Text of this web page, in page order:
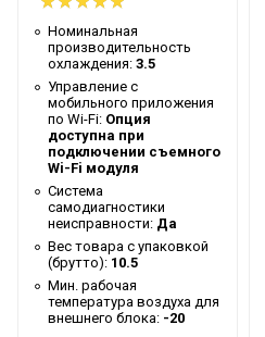
внешнего блока
Таймер на отключение
Высота упаковки товара
Цвет декоративной
панели
Таймер на включение
Гарантийный документ
Высота внутр. блока
Глубина упаковки товара
Ширина упаковки товара
Номинальная
производительность
охлаждения: 3.5
Управление c
мобильного приложения
по Wi-Fi: Опция
доступна при
подключении съемного
Wi-Fi модуля
Система
самодиагностики
неисправности: Да
Вес товара с упаковкой
(брутто): 10.5
Мин. рабочая
температура воздуха для
внешнего блока: -20